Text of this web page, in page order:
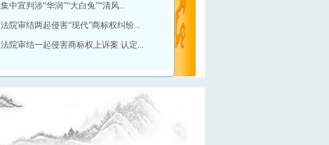
中宣判涉“华润”“大白兔”“清风...
院审结两起侵害“现代”商标权纠纷...
院审结一起侵害商标权上诉案 认定...